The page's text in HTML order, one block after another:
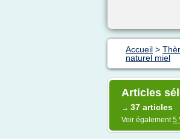
Accueil >
naturel miel
Articles
→ 37 articles
Voir également5